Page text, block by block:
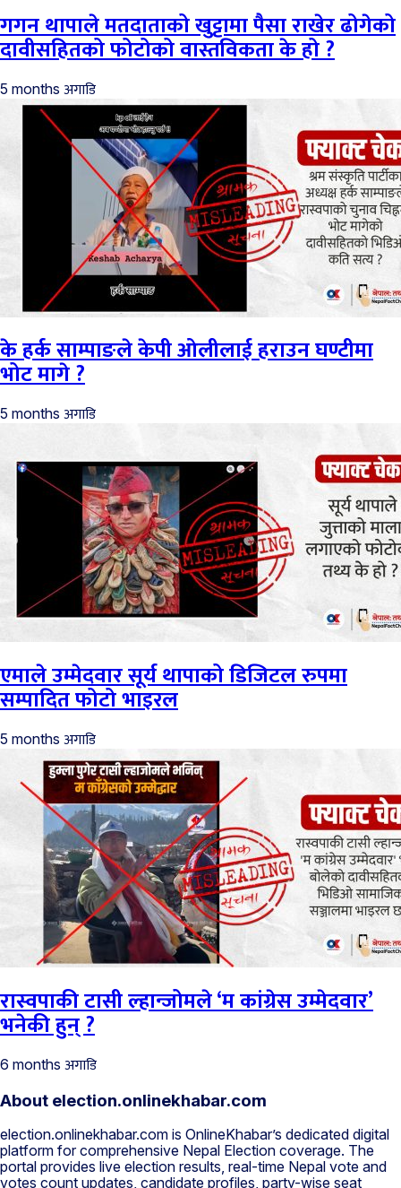
गगन थापाले मतदाताको खुट्टामा पैसा राखेर ढोगेको
दावीसहितको फोटोको वास्तविकता के हो ?
5 months अगाडि
के हर्क साम्पाङले केपी ओलीलाई हराउन घण्टीमा
भोट मागे ?
5 months अगाडि
एमाले उम्मेदवार सूर्य थापाको डिजिटल रुपमा
सम्पादित फोटो भाइरल
5 months अगाडि
रास्वपाकी टासी ल्हान्जोमले ‘म कांग्रेस उम्मेदवार’
भनेकी हुन् ?
6 months अगाडि
About election.onlinekhabar.com
election.onlinekhabar.com is OnlineKhabar’s dedicated digital
platform for comprehensive Nepal Election coverage. The
portal provides live election results, real-time Nepal vote and
votes count updates, candidate profiles, party-wise seat